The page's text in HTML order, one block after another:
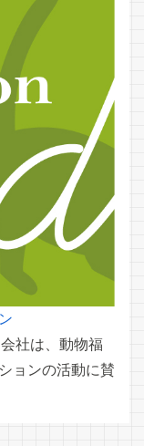
社は、動物福
ョンの活動に賛